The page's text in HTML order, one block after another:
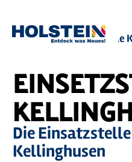
Sie
Startseite Einsetzstelle
Die
Kellinghusen